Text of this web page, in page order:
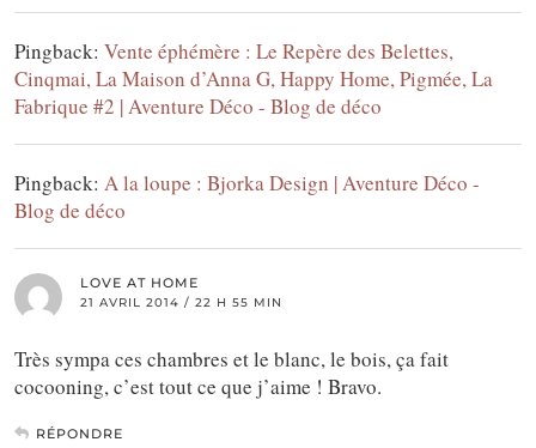
Pingback: Vente éphémère : Le Repère des Belettes,
Cinqmai, La Maison d’Anna G, Happy Home, Pigmée, La
Fabrique #2 | Aventure Déco - Blog de déco
Pingback: A la loupe : Bjorka Design | Aventure Déco -
Blog de déco
LOVE AT HOME
21 AVRIL 2014 / 22 H 55 MIN
Très sympa ces chambres et le blanc, le bois, ça fait
cocooning, c’est tout ce que j’aime ! Bravo.
RÉPONDRE